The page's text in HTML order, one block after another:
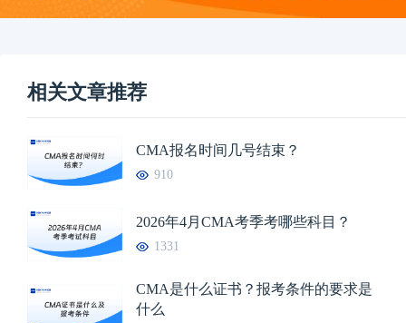
相关文章推荐
CMA报名时间几号结束？
910
2026年4月CMA考季考哪些科目？
1331
CMA是什么证书？报考条件的要求是
什么